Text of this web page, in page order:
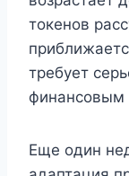
токенов
требует
финансовым
Еще один